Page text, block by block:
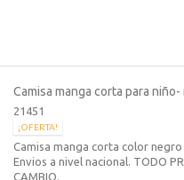
Camisa manga corta para niño-
21451
¡OFERTA!
Camisa manga corta color
Envios a nivel nacional. TODO
CAMBIO.